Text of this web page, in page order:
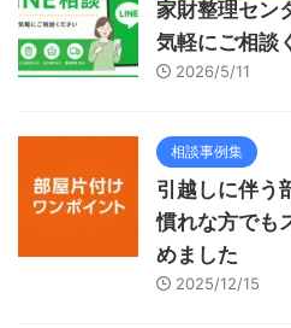
家財整理セン
気軽にご相談
2026/5/11
相談事例集
引越しに伴う
慣れな方でも
めました
2025/12/15